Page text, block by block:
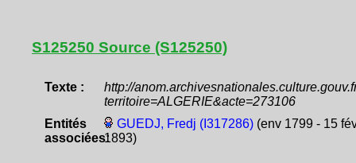
S125250 Source (S125250)
Texte :
http://
territoire=ALGERIE&acte=273106
Entités
associées:
GUEDJ, Fredj (I317286)(env 1799 - 15
1893)